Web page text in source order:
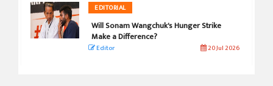
EDITORIAL
Will Sonam Wangchuk's Hunger Strike
Make a Difference?
Editor 20 Jul 2026